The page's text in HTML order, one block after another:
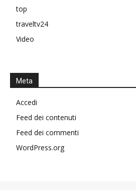
top
traveltv24
Video
Meta
Accedi
Feed dei contenuti
Feed dei commenti
WordPress.org